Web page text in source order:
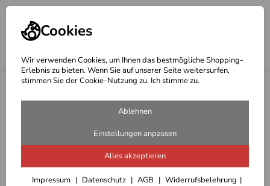
Cookies
Wir verwenden Cookies, um Ihnen das bestmögliche Shopping-
Erlebnis zu bieten. Wenn Sie auf unserer Seite weitersurfen,
stimmen Sie der Cookie-Nutzung zu. Ich stimme zu.
Ablehnen
Einstellungen anpassen
Alles akzeptieren
Impressum Datenschutz AGB
Widerrufsbelehrung
Moskitonetze